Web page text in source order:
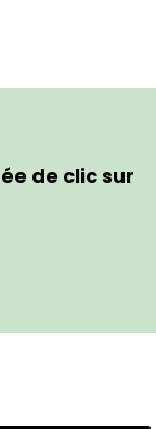
de clic sur